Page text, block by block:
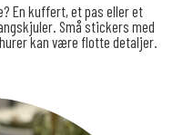
En kuffert, et pas eller et
Små stickers med
kan være flotte detaljer.